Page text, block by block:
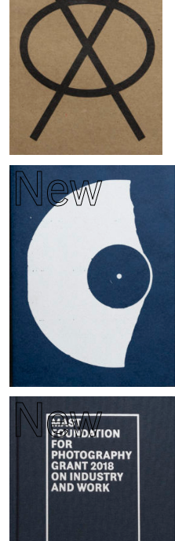
New
New